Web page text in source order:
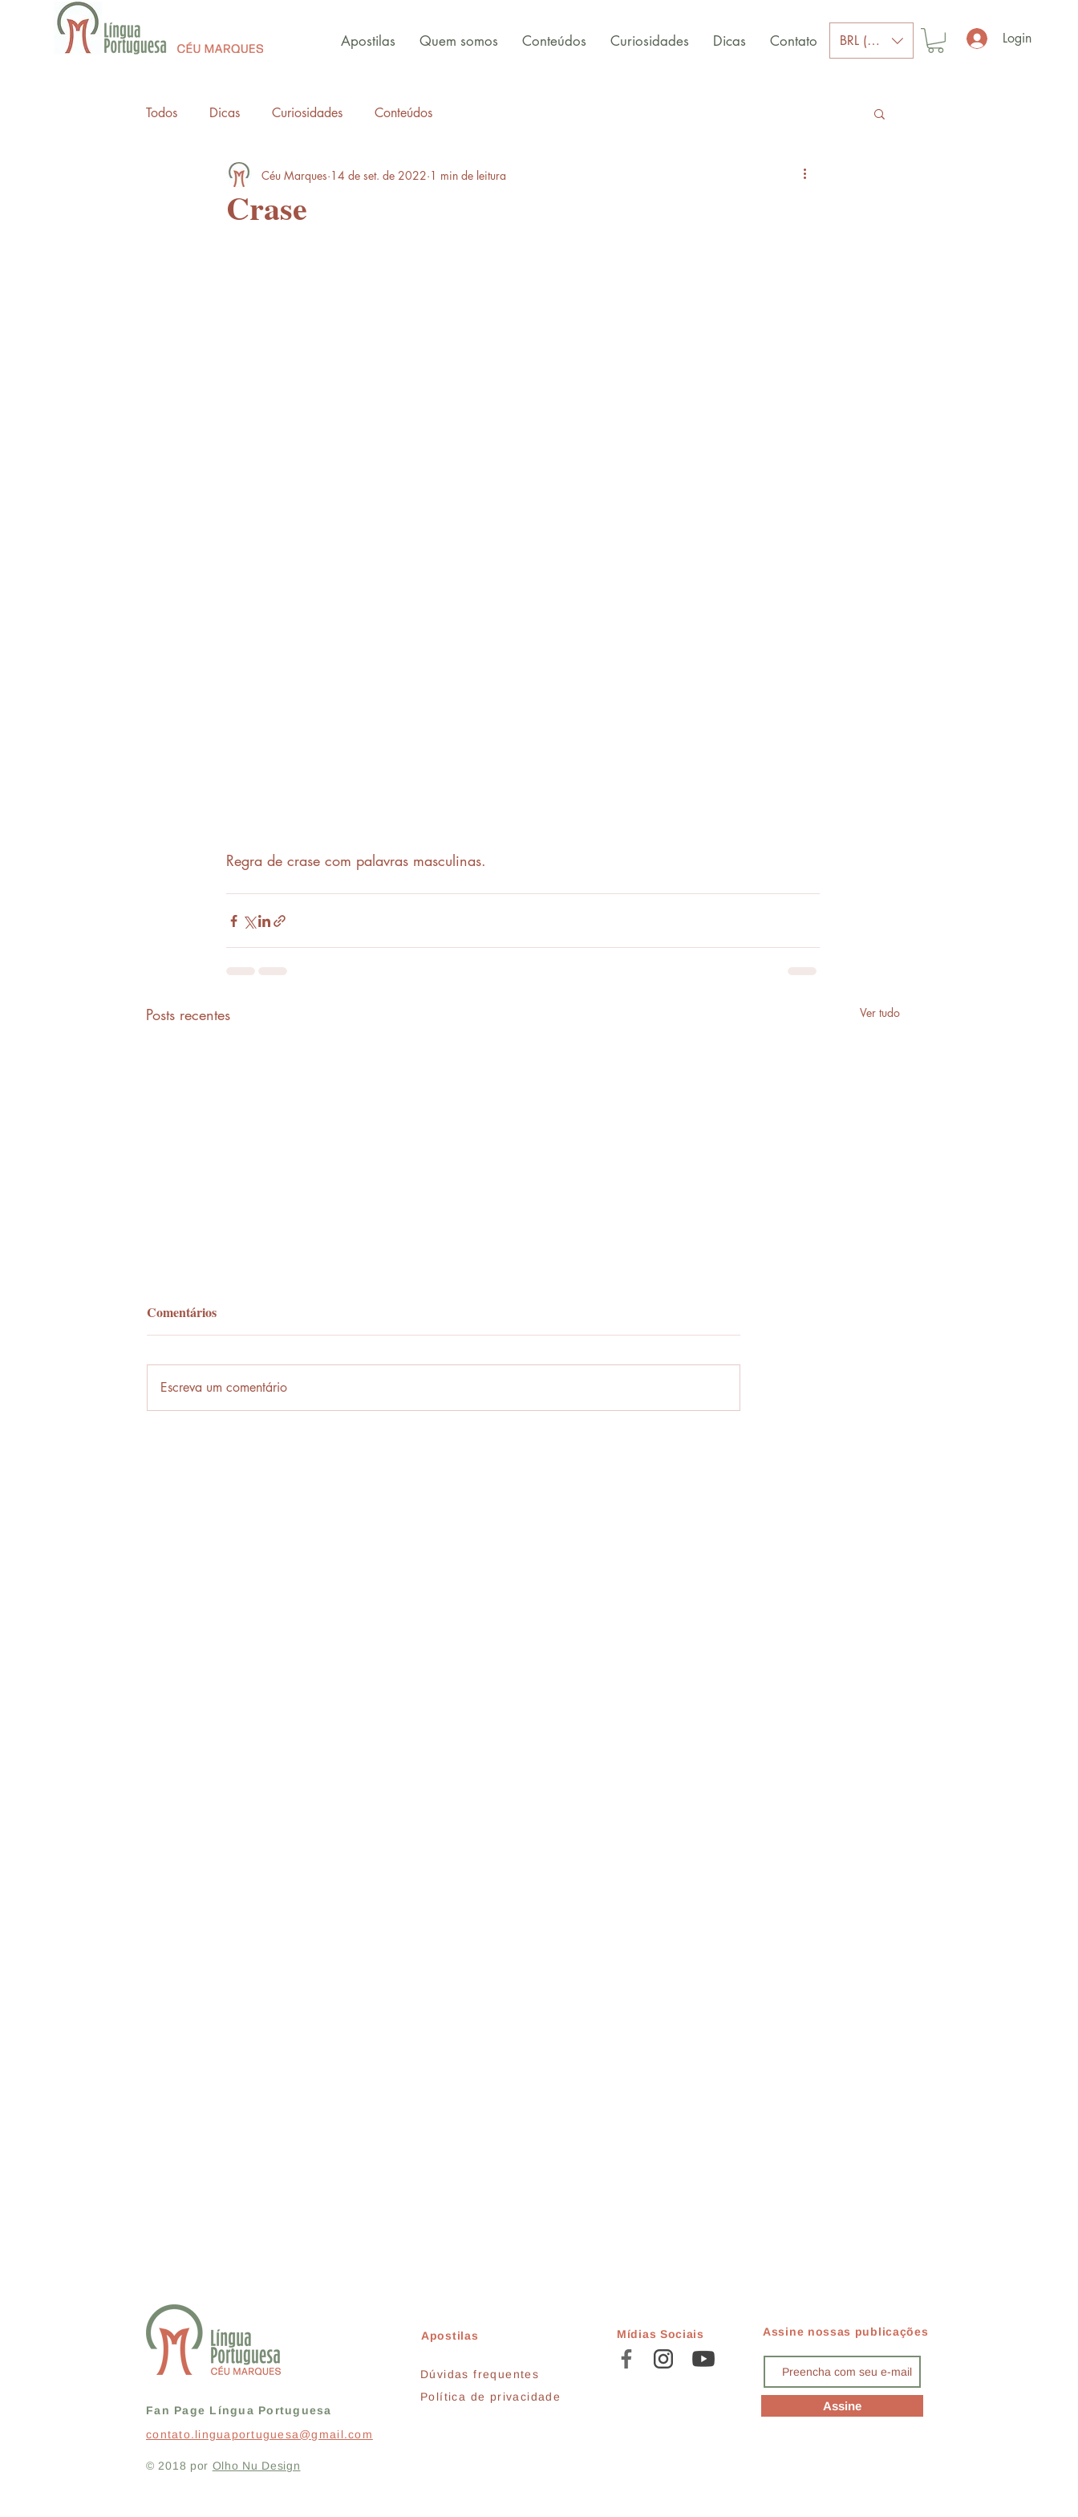
Apostilas Quem somos Conteúdos Curiosidades Dicas Contato BRL (R$) Login
Todos Dicas Curiosidades Conteúdos
Crase
Céu Marques 14 de set. de 2022 1 min de leitura
Regra de crase com palavras masculinas.
Posts recentes Ver tudo
Palavra-ônibus
Em frente ou enfrente?
Comentários
Escreva um comentário
Fan Page Língua Portuguesa
contato.linguaportuguesa@gmail.com
Apostilas
Dúvidas frequentes
Política de privacidade
Mídias Sociais Assine nossas publicações
Assine
© 2018 por Olho Nu Design